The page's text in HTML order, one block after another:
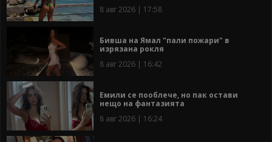
8 авг 2026 | 17:58
Бивша на Ямал "пали пожари" в
изрязана рокля
8 авг 2026 | 16:42
Емили се пооблече, но пак остави
нещо на фантазията
8 авг 2026 | 16:24